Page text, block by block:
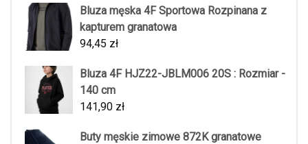
Bluza męska 4F Sportowa Rozpinana z
kapturem granatowa
94,45 zł
Bluza 4F HJZ22-JBLM006 20S : Rozmiar -
140 cm
141,90 zł
Buty męskie zimowe 872K granatowe